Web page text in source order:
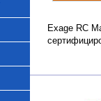
Exage RC